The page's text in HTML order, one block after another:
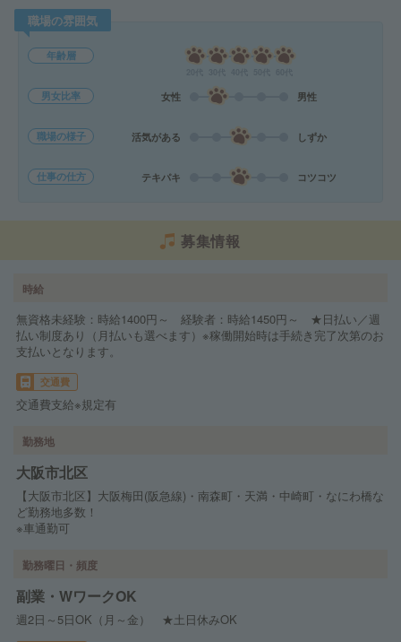
職場の雰囲気
年齢層
男女比率 女性 男性
職場の様子 活気がある しずか
仕事の仕方 テキパキ コツコツ
募集情報
時給
無資格未経験：時給1400円～ 経験者：時給1450円～ ★日払い／週
払い制度あり（月払いも選べます）※稼働開始時は手続き完了次第のお
支払いとなります。
交通費
交通費支給※規定有
勤務地
大阪市北区
【大阪市北区】大阪梅田(阪急線)・南森町・天満・中崎町・なにわ橋な
ど勤務地多数！
※車通勤可
勤務曜日・頻度
副業・WワークOK
週2日～5日OK（月～金） ★土日休みOK